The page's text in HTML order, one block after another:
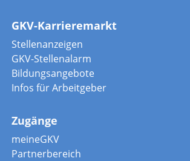
GKV-Karrieremarkt
Stellenanzeigen
GKV-Stellenalarm
Bildungsangebote
Infos für Arbeitgeber
Zugänge
meineGKV
Partnerbereich